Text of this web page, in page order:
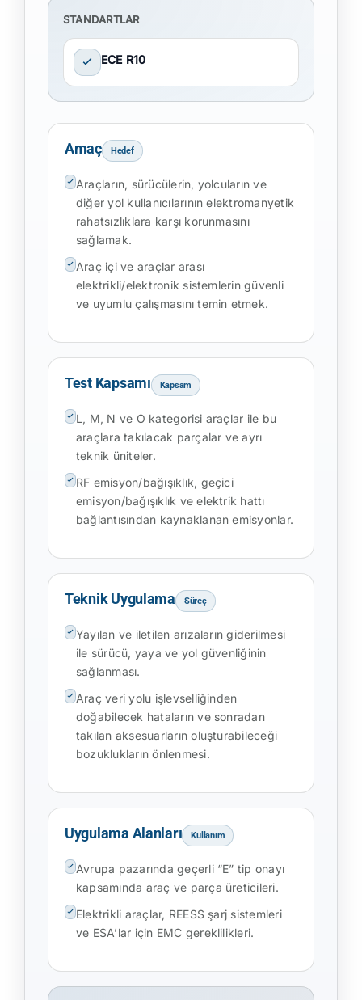
STANDARTLAR
ECE R10
Amaç Hedef
Araçların, sürücülerin, yolcuların ve
diğer yol kullanıcılarının elektromanyetik
rahatsızlıklara karşı korunmasını
sağlamak.
Araç içi ve araçlar arası
elektrikli/elektronik sistemlerin güvenli
ve uyumlu çalışmasını temin etmek.
Test Kapsamı Kapsam
L, M, N ve O kategorisi araçlar ile bu
araçlara takılacak parçalar ve ayrı
teknik üniteler.
RF emisyon/bağışıklık, geçici
emisyon/bağışıklık ve elektrik hattı
bağlantısından kaynaklanan emisyonlar.
Teknik Uygulama Süreç
Yayılan ve iletilen arızaların giderilmesi
ile sürücü, yaya ve yol güvenliğinin
sağlanması.
Araç veri yolu işlevselliğinden
doğabilecek hataların ve sonradan
takılan aksesuarların oluşturabileceği
bozuklukların önlenmesi.
Uygulama Alanları Kullanım
Avrupa pazarında geçerli “E” tip onayı
kapsamında araç ve parça üreticileri.
Elektrikli araçlar, REESS şarj sistemleri
ve ESA’lar için EMC gereklilikleri.